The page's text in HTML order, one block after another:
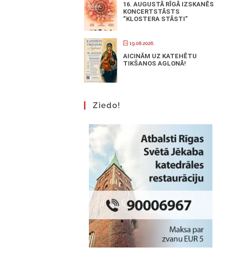
16. AUGUSTĀ RĪGĀ IZSKANĒS
KONCERTSTĀSTS
“KLOSTERA STĀSTI”
19.08.2026.
AICINĀM UZ KATEHĒTU
TIKŠANOS AGLONĀ!
Ziedo!